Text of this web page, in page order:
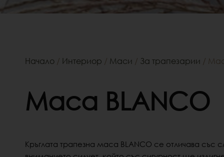
Начало / Интериор / Маси / За трапезарии /
Маса BLANCO
Кръглата трапезна маса BLANCO се отличава със